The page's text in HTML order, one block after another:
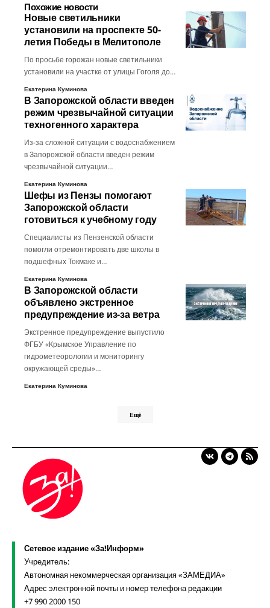
Похожие новости
Новые светильники
установили на проспекте 50-
летия Победы в Мелитополе
По просьбе горожан новые светильники
установили на участке от улицы Гоголя до…
Екатерина Куминова
В Запорожской области введен
режим чрезвычайной ситуации
техногенного характера
Из-за сложной ситуации с водоснабжением
в Запорожской области введен режим
чрезвычайной ситуации…
Екатерина Куминова
Шефы из Пензы помогают
Запорожской области
готовиться к учебному году
Специалисты из Пензенской области
помогли отремонтировать две школы в
подшефных Токмаке и…
Екатерина Куминова
В Запорожской области
объявлено экстренное
предупреждение из-за ветра
Экстренное предупреждение выпустило
ФГБУ «Крымское Управление по
гидрометеорологии и мониторингу
окружающей среды»…
Екатерина Куминова
Ещё
Сетевое издание «За!Информ»
Учредитель:
Автономная некоммерческая организация «ЗАМЕДИА»
Адрес электронной почты и номер телефона редакции
+7 990 2000 150